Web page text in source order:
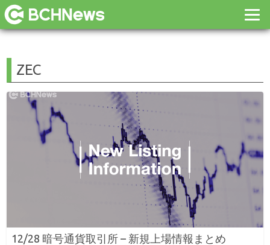
ZEC
12/28 暗号通貨取引所 – 新規上場情報まとめ